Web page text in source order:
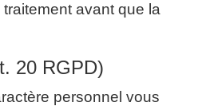
avant que la
20 RGPD)
personnel vous